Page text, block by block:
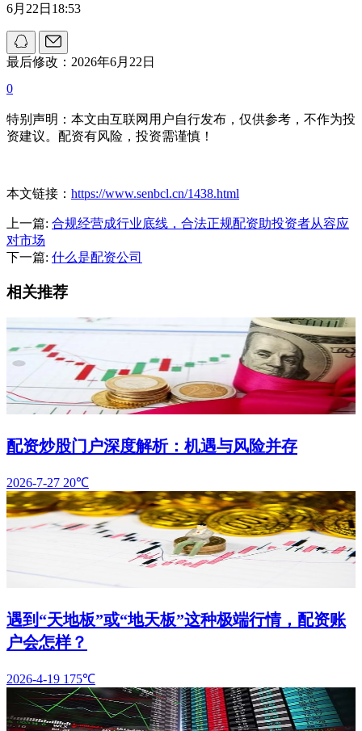
6月22日18:53
最后修改：2026年6月22日
0
特别声明：本文由互联网用户自行发布，仅供参考，不作为投
资建议。配资有风险，投资需谨慎！
本文链接： https://www.senbcl.cn/1438.html
上一篇: 合规经营成行业底线，合法正规配资助投资者从容应
对市场
下一篇: 什么是配资公司
相关推荐
配资炒股门户深度解析：机遇与风险并存
2026-7-27 20℃
遇到“天地板”或“地天板”这种极端行情，配资账
户会怎样？
2026-4-19 175℃